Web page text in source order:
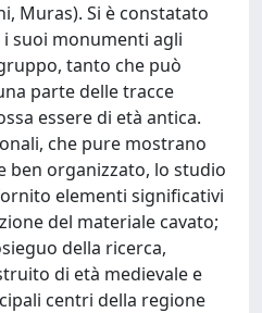
Muras). Si è constatato
suoi monumenti agli
tanto che può
parte delle tracce
essere di età antica.
che pure mostrano
ben organizzato, lo studio
elementi significativi
del materiale cavato;
della ricerca,
di età medievale e
centri della regione